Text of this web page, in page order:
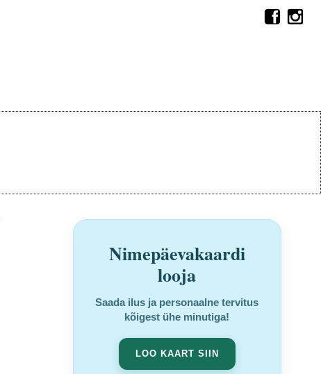
Nimepäevakaardi
looja
Saada ilus ja personaalne tervitus
kõigest ühe minutiga!
LOO KAART SIIN